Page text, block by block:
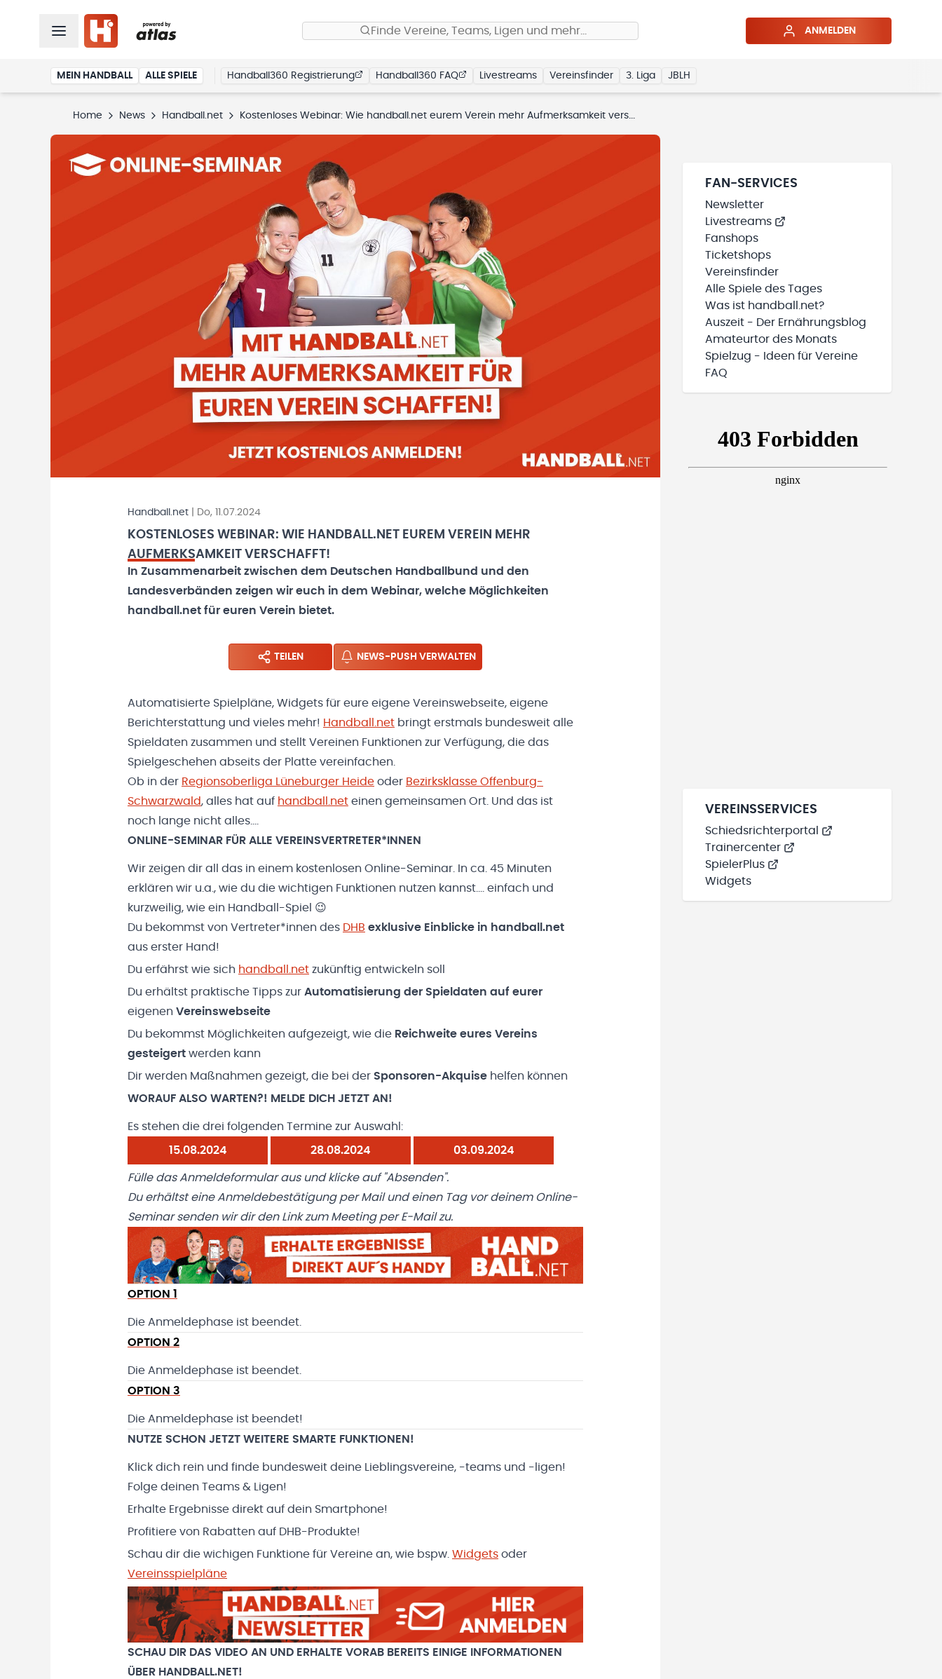
Finde Vereine, Teams, Ligen und mehr… ANMELDEN
MEIN HANDBALL ALLE SPIELE Handball360 Registrierung Handball360 FAQ Livestreams Vereinsfinder 3. Liga JBLH
Home News Handball.net Kostenloses Webinar: Wie handball.net eurem Verein mehr Aufmerksamkeit verschafft!
Handball.net Do, 11.07.2024
KOSTENLOSES WEBINAR: WIE HANDBALL.NET EUREM VEREIN MEHR
AUFMERKSAMKEIT VERSCHAFFT!
In Zusammenarbeit zwischen dem Deutschen Handballbund und den
Landesverbänden zeigen wir euch in dem Webinar, welche Möglichkeiten
handball.net für euren Verein bietet.
TEILEN NEWS-PUSH VERWALTEN
Automatisierte Spielpläne, Widgets für eure eigene Vereinswebseite, eigene
Berichterstattung und vieles mehr! Handball.net bringt erstmals bundesweit alle
Spieldaten zusammen und stellt Vereinen Funktionen zur Verfügung, die das
Spielgeschehen abseits der Platte vereinfachen.
Ob in der Regionsoberliga Lüneburger Heide oder Bezirksklasse Offenburg-
Schwarzwald, alles hat auf handball.net einen gemeinsamen Ort. Und das ist
noch lange nicht alles….
ONLINE-SEMINAR FÜR ALLE VEREINSVERTRETER*INNEN
Wir zeigen dir all das in einem kostenlosen Online-Seminar. In ca. 45 Minuten
erklären wir u.a., wie du die wichtigen Funktionen nutzen kannst…. einfach und
kurzweilig, wie ein Handball-Spiel 😉
Du bekommst von Vertreter*innen des DHB exklusive Einblicke in handball.net
aus erster Hand!
Du erfährst wie sich handball.net zukünftig entwickeln soll
Du erhältst praktische Tipps zur Automatisierung der Spieldaten auf eurer
eigenen Vereinswebseite
Du bekommst Möglichkeiten aufgezeigt, wie die Reichweite eures Vereins
gesteigert werden kann
Dir werden Maßnahmen gezeigt, die bei der Sponsoren-Akquise helfen können
WORAUF ALSO WARTEN?! MELDE DICH JETZT AN!
Es stehen die drei folgenden Termine zur Auswahl:
15.08.2024 28.08.2024 03.09.2024
Fülle das Anmeldeformular aus und klicke auf "Absenden".
Du erhältst eine Anmeldebestätigung per Mail und einen Tag vor deinem Online-
Seminar senden wir dir den Link zum Meeting per E-Mail zu.
OPTION 1
Die Anmeldephase ist beendet.
OPTION 2
Die Anmeldephase ist beendet.
OPTION 3
Die Anmeldephase ist beendet!
NUTZE SCHON JETZT WEITERE SMARTE FUNKTIONEN!
Klick dich rein und finde bundesweit deine Lieblingsvereine, -teams und -ligen!
Folge deinen Teams & Ligen!
Erhalte Ergebnisse direkt auf dein Smartphone!
Profitiere von Rabatten auf DHB-Produkte!
Schau dir die wichigen Funktione für Vereine an, wie bspw. Widgets oder
Vereinsspielpläne
SCHAU DIR DAS VIDEO AN UND ERHALTE VORAB BEREITS EINIGE INFORMATIONEN
ÜBER HANDBALL.NET!
FAN-SERVICES
Newsletter
Livestreams
Fanshops
Ticketshops
Vereinsfinder
Alle Spiele des Tages
Was ist handball.net?
Auszeit - Der Ernährungsblog
Amateurtor des Monats
Spielzug - Ideen für Vereine
FAQ
VEREINSSERVICES
Schiedsrichterportal
Trainercenter
SpielerPlus
Widgets